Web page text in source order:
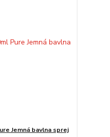
Jemná bavlna sprej